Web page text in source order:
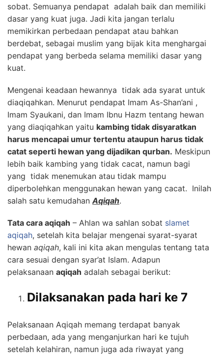
sobat. Semuanya pendapat adalah baik dan memiliki
dasar yang kuat juga. Jadi kita jangan terlalu
memikirkan perbedaan pendapat atau bahkan
berdebat, sebagai muslim yang bijak kita menghargai
pendapat yang berbeda selama memiliki dasar yang
kuat.
Mengenai keadaan hewannya tidak ada syarat untuk
diaqiqahkan. Menurut pendapat Imam As-Shan’ani ,
Imam Syaukani, dan Imam Ibnu Hazm tentang hewan
yang diaqiqahkan yaitu kambing tidak disyaratkan
harus mencapai umur tertentu ataupun harus tidak
catat seperti hewan yang dijadikan qurban. Meskipun
lebih baik kambing yang tidak cacat, namun bagi
yang tidak menemukan atau tidak mampu
diperbolehkan menggunakan hewan yang cacat. Inilah
salah satu kemudahan Aqiqah.
Tata cara aqiqah – Ahlan wa sahlan sobat slamet
aqiqah, setelah kita belajar mengenai syarat-syarat
hewan aqiqah, kali ini kita akan mengulas tentang tata
cara sesuai dengan syar’at Islam. Adapun
pelaksanaan aqiqah adalah sebagai berikut:
Dilaksanakan pada hari ke 7
Pelaksanaan Aqiqah memang terdapat banyak
perbedaan, ada yang menganjurkan hari ke tujuh
setelah kelahiran, namun juga ada riwayat yang